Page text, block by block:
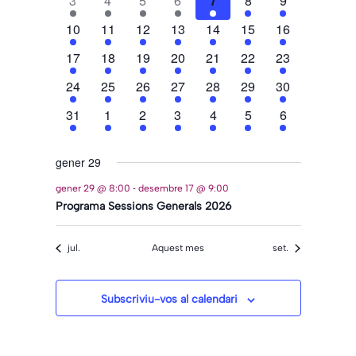
esdeveniment
esdeveniment
esdeveniment
esdeveniment
esdeveniment
esdeveniment
1
esdeveniment
10
1
esdeveniment
11
1
esdeveniment
12
1
esdeveniment
13
1
esdeveniment
14
1
esdeveniment
15
116
1
esdeveniment
17
1
esdeveniment
18
1
esdeveniment
19
1
esdeveniment
20
1
esdeveniment
21
1
esdeveniment
22
123
1
esdeveniment
24
1
esdeveniment
25
1
esdeveniment
26
1
esdeveniment
27
1
esdeveniment
28
1
esdeveniment
29
130
1
esdeveniment
31
1
esdeveniment
1
1
esdeveniment
2
1
esdeveniment
3
1
esdeveniment
4
1
esdeveniment
5
16
gener 29
gener 29 @ 8:00 - desembre 17 @ 9:00
Programa Sessions Generals 2026
jul. Aquest mes set.
Subscriviu-vos al calendari